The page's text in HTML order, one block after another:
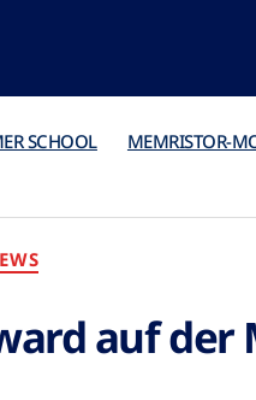
SCHOOL MEMRISTOR-
auf der